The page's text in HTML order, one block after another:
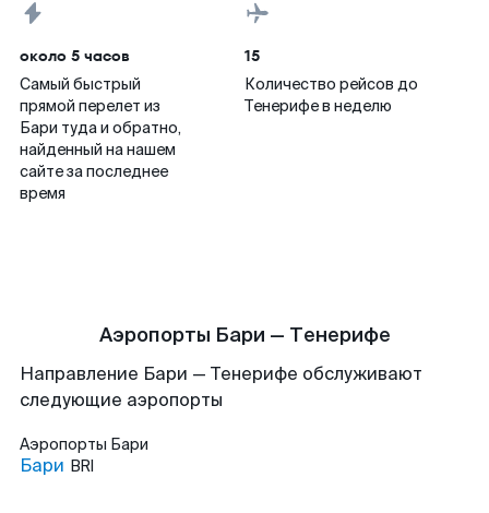
около 5 часов
Самый быстрый
прямой перелет из
Бари туда и обратно,
найденный на нашем
сайте за последнее
время
15
Количество рейсов до
Тенерифе в неделю
Аэропорты Бари — Тенерифе
Направление Бари — Тенерифе обслуживают
следующие аэропорты
Аэропорты Бари
Бари BRI